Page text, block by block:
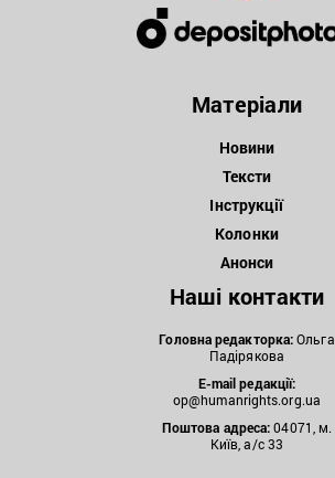
Матеріали
Новини
Тексти
Інструкції
Колонки
Анонси
Наші контакти
Головна редакторка:Ольга
Падірякова
E-mail редакції:
op@humanrights.org.ua
Поштова адреса:04071, м.
Київ, а/с 33